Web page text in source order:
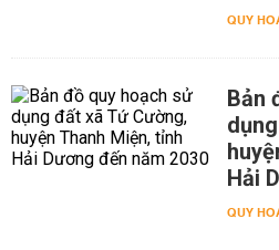
QUY
Bản
Hải
QUY